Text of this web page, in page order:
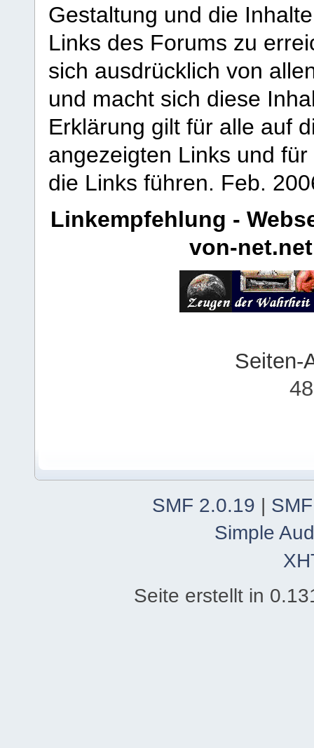
Gestaltung und die
Links des Forums zu
sich ausdrücklich von
und macht sich diese
Erklärung gilt für alle auf
angezeigten Links und
die Links führen. Feb.
Linkempfehlung -
von-net.net
Seiten-
SMF 2.0.19 |
Simple
Seite erstellt in